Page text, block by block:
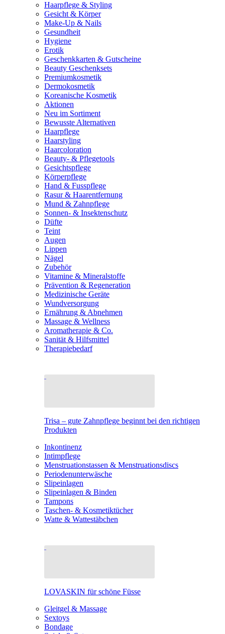
Haarpflege & Styling
Gesicht & Körper
Make-Up & Nails
Gesundheit
Hygiene
Erotik
Geschenkkarten & Gutscheine
Beauty Geschenksets
Premiumkosmetik
Dermokosmetik
Koreanische Kosmetik
Aktionen
Neu im Sortiment
Bewusste Alternativen
Haarpflege
Haarstyling
Haarcoloration
Beauty- & Pflegetools
Gesichtspflege
Körperpflege
Hand & Fusspflege
Rasur & Haarentfernung
Mund & Zahnpflege
Sonnen- & Insektenschutz
Düfte
Teint
Augen
Lippen
Nägel
Zubehör
Vitamine & Mineralstoffe
Prävention & Regeneration
Medizinische Geräte
Wundversorgung
Ernährung & Abnehmen
Massage & Wellness
Aromatherapie & Co.
Sanität & Hilfsmittel
Therapiebedarf
Trisa – gute Zahnpflege beginnt bei den richtigen
Produkten
Inkontinenz
Intimpflege
Menstruationstassen & Menstruationsdiscs
Periodenunterwäsche
Slipeinlagen
Slipeinlagen & Binden
Tampons
Taschen- & Kosmetiktücher
Watte & Wattestäbchen
LOVASKIN für schöne Füsse
Gleitgel & Massage
Sextoys
Bondage